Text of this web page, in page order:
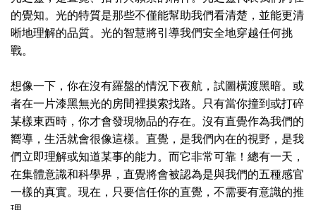
的覺知。光的特質是那些不僅能幫助我們看清楚，並能更清
晰地理解的品質。光的智慧將引導我們安全地穿越任何挑
戰。
想像一下，你在沒有羅盤的情況下夜航，試圖橫渡黑暗。或
者在一片漆黑無光的房間裡摸索找路。只有當你撞到或打碎
某樣東西時，你才會發現物品的存在。沒有直覺作為我們的
嚮導，生活就會很像這樣。直覺，是我們內在的視野，是我
們立即理解或知道某事的能力。而它非常可靠！總有一天，
在集體意識和科學界，直覺將會被認為是與我們的五種感官
一樣的真實。現在，只要信任你的直覺，不需要有意識的推